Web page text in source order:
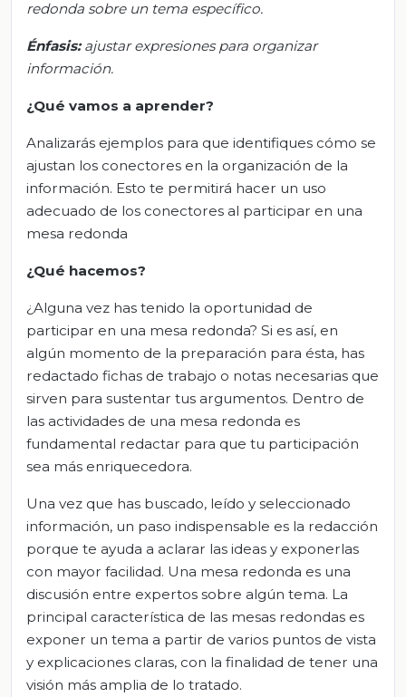
redonda sobre un tema específico.
Énfasis: ajustar expresiones para organizar
información.
¿Qué vamos a aprender?
Analizarás ejemplos para que identifiques cómo se
ajustan los conectores en la organización de la
información. Esto te permitirá hacer un uso
adecuado de los conectores al participar en una
mesa redonda
¿Qué hacemos?
¿Alguna vez has tenido la oportunidad de
participar en una mesa redonda? Si es así, en
algún momento de la preparación para ésta, has
redactado fichas de trabajo o notas necesarias que
sirven para sustentar tus argumentos. Dentro de
las actividades de una mesa redonda es
fundamental redactar para que tu participación
sea más enriquecedora.
Una vez que has buscado, leído y seleccionado
información, un paso indispensable es la redacción
porque te ayuda a aclarar las ideas y exponerlas
con mayor facilidad. Una mesa redonda es una
discusión entre expertos sobre algún tema. La
principal característica de las mesas redondas es
exponer un tema a partir de varios puntos de vista
y explicaciones claras, con la finalidad de tener una
visión más amplia de lo tratado.